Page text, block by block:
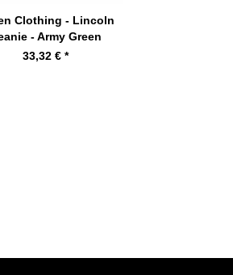
Clothing - Lincoln
- Army Green
33,32 € *